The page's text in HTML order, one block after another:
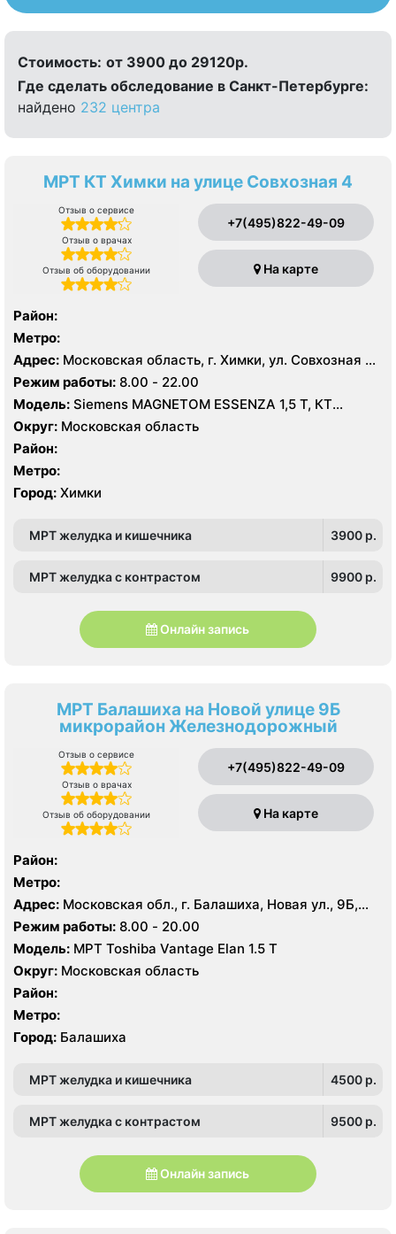
Стоимость: от 3900 до 29120р.
Где сделать обследование в Санкт-Петербурге:
найдено 232 центра
МРТ КТ Химки на улице Совхозная 4
Отзыв о сервисе
Отзыв о врачах
Отзыв об оборудовании
+7(495)822-49-09
На карте
Район:
Метро:
Адрес: Московская область, г. Химки, ул. Совхозная 4,
стр 1
Режим работы: 8.00 - 22.00
Модель: Siemens MAGNETOM ESSENZA 1,5 Т, КТ
Siemens Healthineers 64 среза, УЗИ
Округ: Московская область
Район:
Метро:
Город: Химки
МРТ желудка и кишечника 3900 p.
МРТ желудка с контрастом 9900 p.
Онлайн запись
МРТ Балашиха на Новой улице 9Б
микрорайон Железнодорожный
Отзыв о сервисе
Отзыв о врачах
Отзыв об оборудовании
+7(495)822-49-09
На карте
Район:
Метро:
Адрес: Московская обл., г. Балашиха, Новая ул., 9Б,
микрорайон Железнодорожный
Режим работы: 8.00 - 20.00
Модель: МРТ Toshiba Vantage Elan 1.5 Т
Округ: Московская область
Район:
Метро:
Город: Балашиха
МРТ желудка и кишечника 4500 p.
МРТ желудка с контрастом 9500 p.
Онлайн запись